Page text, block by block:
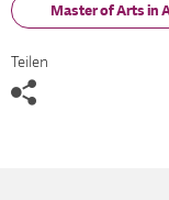
Master of Arts in
Teilen